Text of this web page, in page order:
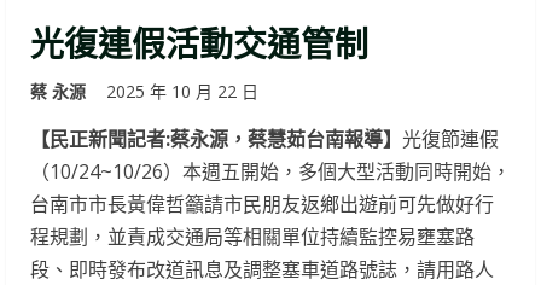
光復連假活動交通管制
蔡 永源 2025 年 10 月 22 日
【民正新聞記者:蔡永源，蔡慧茹台南報導】 光復節連假
（10/24~10/26）本週五開始，多個大型活動同時開始，
台南市市長黃偉哲籲請市民朋友返鄉出遊前可先做好行
程規劃，並責成交通局等相關單位持續監控易壅塞路
段、即時發布改道訊息及調整塞車道路號誌，請用路人